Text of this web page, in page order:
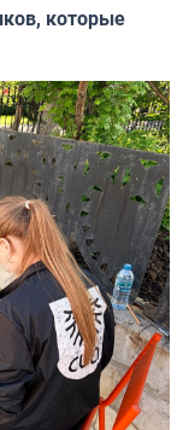
которые